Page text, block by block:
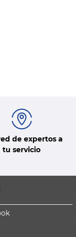
de expertos a
tu servicio